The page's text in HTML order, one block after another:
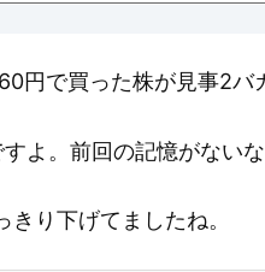
円で買った株が見事2バ
よ。前回の記憶がないな
り下げてましたね。